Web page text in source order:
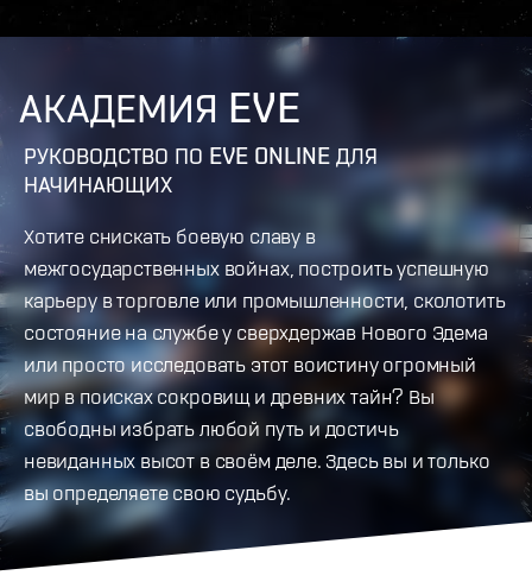
АКАДЕМИЯ EVE
РУКОВОДСТВО ПО EVE ONLINE ДЛЯ
НАЧИНАЮЩИХ
Хотите снискать боевую славу в
межгосударственных войнах, построить успешную
карьеру в торговле или промышленности, сколотить
состояние на службе у сверхдержав Нового Эдема
или просто исследовать этот воистину огромный
мир в поисках сокровищ и древних тайн? Вы
свободны избрать любой путь и достичь
невиданных высот в своём деле. Здесь вы и только
вы определяете свою судьбу.